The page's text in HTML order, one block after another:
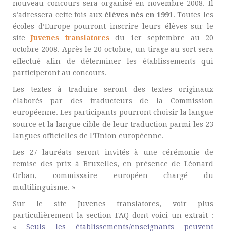
nouveau concours sera organisé en novembre 2008. Il
s’adressera cette fois aux élèves nés en 1991. Toutes les
écoles d’Europe pourront inscrire leurs élèves sur le
site
Juvenes translatoresdu 1er septembre au 20
octobre 2008. Après le 20 octobre, un tirage au sort sera
effectué afin de déterminer les établissements qui
participeront au concours.
Les textes à traduire seront des textes originaux
élaborés par des traducteurs de la Commission
européenne. Les participants pourront choisir la langue
source et la langue cible de leur traduction parmi les 23
langues officielles de l’Union européenne.
Les 27 lauréats seront invités à une cérémonie de
remise des prix à Bruxelles, en présence de Léonard
Orban, commissaire européen chargé du
multilinguisme. »
Sur le site Juvenes translatores, voir plus
particulièrement la section FAQ dont voici un extrait :
« Seuls les établissements/enseignants peuvent